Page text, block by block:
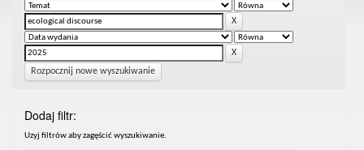
Rozpocznij nowe wyszukiwanie
Dodaj filtr:
Uzyj filtrów aby zagęścić wyszukiwanie.